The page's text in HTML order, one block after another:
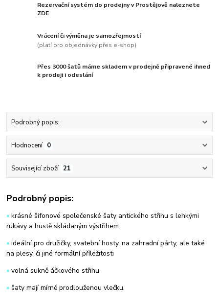
Rezervační systém do prodejny v Prostějově naleznete
ZDE
Vrácení či výměna je samozřejmostí
(platí pro objednávky přes e-shop)
Přes 3000 šatů máme skladem v prodejně připravené ihned
k prodeji i odeslání
Podrobný popis:
Hodnocení 0
Související zboží 21
Podrobný popis:
» krásné šifonové společenské šaty antického střihu s lehkými
rukávy a hustě skládaným výstřihem
» ideální pro družičky, svatební hosty, na zahradní párty, ale také
na plesy, či jiné formální příležitosti
» volná sukně áčkového střihu
» šaty mají mírně prodlouženou vlečku.